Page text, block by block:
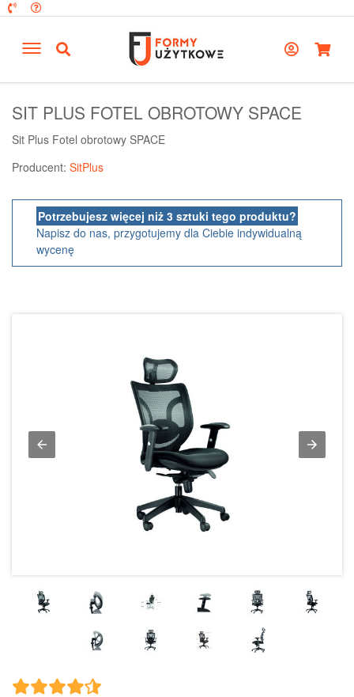
SIT PLUS FOTEL OBROTOWY SPACE
Sit Plus Fotel obrotowy SPACE
Producent: SitPlus
Potrzebujesz więcej niż 3 sztuki tego produktu?
Napisz do nas, przygotujemy dla Ciebie indywidualną
wycenę